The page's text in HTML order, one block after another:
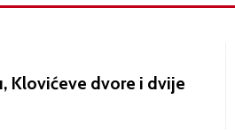
Klovićeve dvore i dvije